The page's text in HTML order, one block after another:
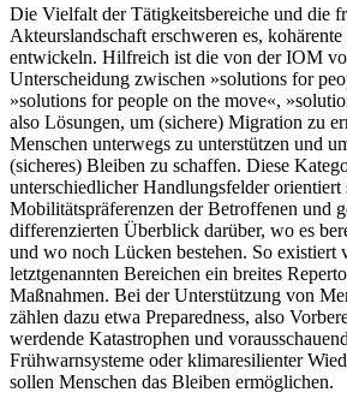
Die Vielfalt der Tätigkeitsbereiche und die
Akteurslandschaft er­schweren es, kohärente
entwickeln. Hilfreich ist die von der IOM
Unterscheidung zwischen »solutions for
»solutions for people on the move«,
also Lösungen, um (sichere) Migration zu
Menschen unterwegs zu unterstützen und
(siche­res) Bleiben zu schaffen. Diese
unterschiedlicher Handlungsfelder orien­tiert
Mobilitätspräferenzen der Betroffenen und
differenzierten Überblick dar­über, wo es
und wo noch Lücken bestehen. So existiert
letzt­genannten Bereichen ein breites
Maßnahmen. Bei der Unterstützung von
zählen dazu etwa Preparedness, also
werdende Katastrophen und
Früh­warnsysteme oder klima­resilienter
sollen Menschen das Bleiben ermöglichen.